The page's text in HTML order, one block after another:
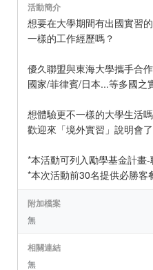
活動簡介
想要在大學期間有出國實習
一樣的工作經歷嗎？
優久聯盟與東海大學攜手合
國家/菲律賓/日本...等多國之
想體驗更不一樣的大學生活
歡迎來「境外實習」說明會
*本活動可列入勵學基金計畫
*本次活動前30名提供必勝客
附加檔案
無
相關連結
無